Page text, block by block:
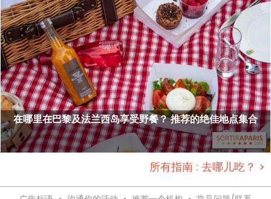
在哪里在巴黎及法兰西岛享受野餐？ 推荐的绝佳地点集合
所有指南 : 去哪儿吃？ >